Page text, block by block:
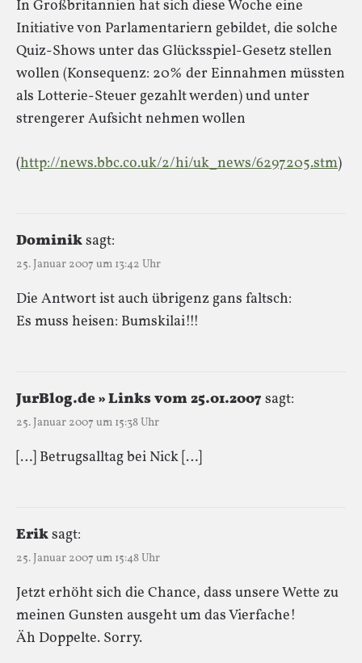
In Großbritannien hat sich diese Woche eine
Initiative von Parlamentariern gebildet, die solche
Quiz-Shows unter das Glücksspiel-Gesetz stellen
wollen (Konsequenz: 20% der Einnahmen müssten
als Lotterie-Steuer gezahlt werden) und unter
strengerer Aufsicht nehmen wollen
(http://news.bbc.co.uk/2/hi/uk_news/6297205.stm)
Dominiksagt:
25. Januar 2007 um 13:42 Uhr
Die Antwort ist auch übrigenz gans faltsch:
Es muss heisen: Bumskilai!!!
JurBlog.de » Links vom 25.01.2007 sagt:
25. Januar 2007 um 15:38 Uhr
[…] Betrugsalltag bei Nick […]
Eriksagt:
25. Januar 2007 um 15:48 Uhr
Jetzt erhöht sich die Chance, dass unsere Wette zu
meinen Gunsten ausgeht um das Vierfache!
Äh Doppelte. Sorry.